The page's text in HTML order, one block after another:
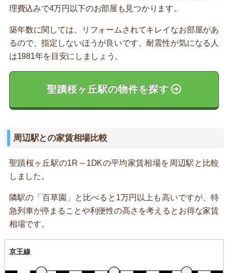
理費込みで4万円以下のお部屋も見つかります。
築年数に関しては、リフォームされてキレイなお部屋があ
るので、指定しないほうが良いです。耐震性が気になる人
は1981年を目安にしましょう。
聖蹟桜ヶ丘駅の物件を探す
周辺駅との家賃相場比較
聖蹟桜ヶ丘駅の1R～1DKの平均家賃相場を周辺駅と比較
しました。
隣駅の「百草園」と比べると1万円以上も高いですが、特
急列車が停まることや利便性の高さを考えるとお得な家賃
相場です。
京王線